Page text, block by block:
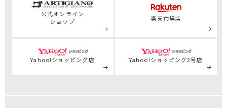
公式オンライン
ショップ
楽天市場店
Yahoo!ショッピング店 Yahoo!ショッピング2号店